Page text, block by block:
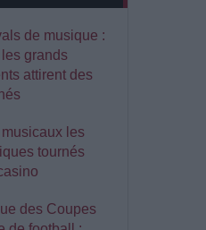
de musique :
grands
attirent des
musicaux les
tournés
des Coupes